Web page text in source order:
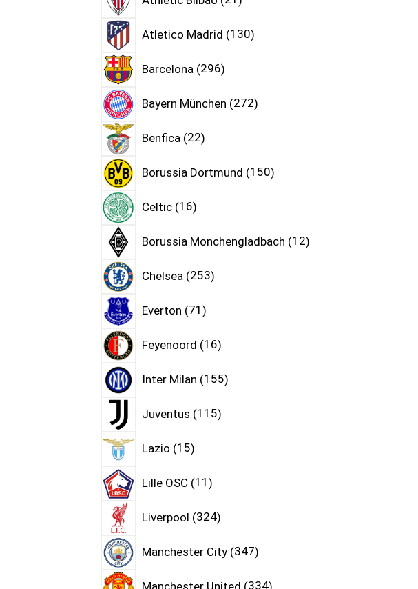
Atletico Madrid 130
Barcelona 296
Bayern München 272
Benfica 22
Borussia Dortmund 150
Celtic 16
Borussia Monchengladbach 12
Chelsea 253
Everton 71
Feyenoord 16
Inter Milan 155
Juventus 115
Lazio 15
Lille OSC 11
Liverpool 324
Manchester City 347
Manchester United 334